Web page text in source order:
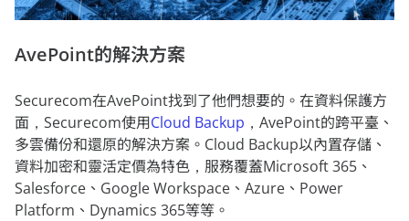
AvePoint的解決方案
Securecom在AvePoint找到了他們想要的。在資料保護方
面，Securecom使用Cloud Backup ，AvePoint的跨平臺、
多雲備份和還原的解決方案。Cloud Backup以內置存儲、
資料加密和靈活定價為特色，服務覆蓋Microsoft 365、
Salesforce、Google Workspace、Azure、Power
Platform、Dynamics 365等等。